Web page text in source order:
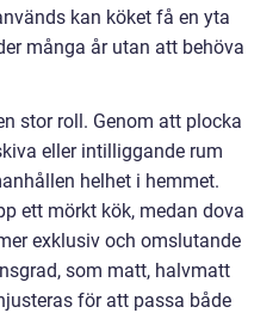
kan köket få en yta
många år utan att behöva
stor roll. Genom att plocka
eller intilliggande rum
helhet i hemmet.
ett mörkt kök, medan dova
exklusiv och omslutande
som matt, halvmatt
för att passa både